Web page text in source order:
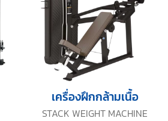
STACK WEIGHT MACHINE
เครื่องฝึกกล้ามเนื้อ